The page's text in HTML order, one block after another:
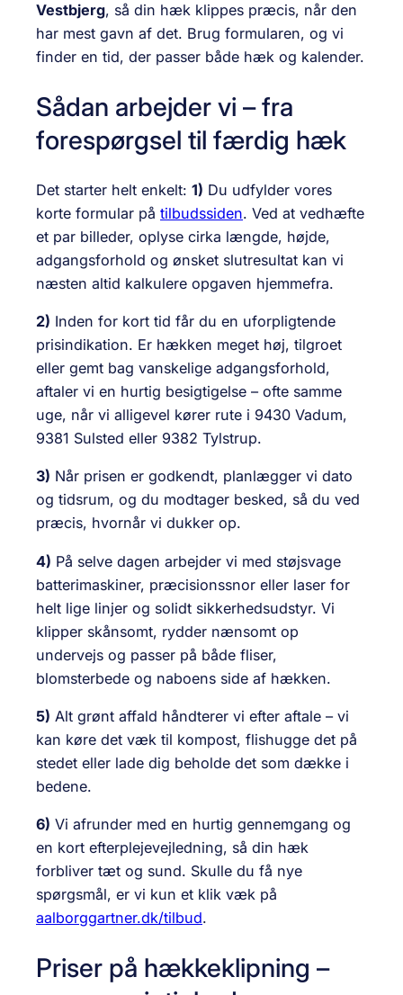
Vestbjerg, så din hæk klippes præcis, når den
har mest gavn af det. Brug formularen, og vi
finder en tid, der passer både hæk og kalender.
Sådan arbejder vi – fra
forespørgsel til færdig hæk
Det starter helt enkelt: 1) Du udfylder vores
korte formular på tilbudssiden. Ved at vedhæfte
et par billeder, oplyse cirka længde, højde,
adgangsforhold og ønsket slutresultat kan vi
næsten altid kalkulere opgaven hjemmefra.
2) Inden for kort tid får du en uforpligtende
prisindikation. Er hækken meget høj, tilgroet
eller gemt bag vanskelige adgangsforhold,
aftaler vi en hurtig besigtigelse – ofte samme
uge, når vi alligevel kører rute i 9430 Vadum,
9381 Sulsted eller 9382 Tylstrup.
3) Når prisen er godkendt, planlægger vi dato
og tidsrum, og du modtager besked, så du ved
præcis, hvornår vi dukker op.
4) På selve dagen arbejder vi med støjsvage
batterimaskiner, præcisionssnor eller laser for
helt lige linjer og solidt sikkerhedsudstyr. Vi
klipper skånsomt, rydder nænsomt op
undervejs og passer på både fliser,
blomsterbede og naboens side af hækken.
5) Alt grønt affald håndterer vi efter aftale – vi
kan køre det væk til kompost, flishugge det på
stedet eller lade dig beholde det som dække i
bedene.
6) Vi afrunder med en hurtig gennemgang og
en kort efterplejevejledning, så din hæk
forbliver tæt og sund. Skulle du få nye
spørgsmål, er vi kun et klik væk på
aalborggartner.dk/tilbud.
Priser på hækkeklipning –